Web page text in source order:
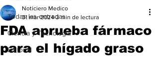
Todas las entradas
Ciencia y Tecnología
Editorial
FDA aprueba fármaco
para el hígado graso
Noticiero Medico
31 mar 2024 3 min de lectura